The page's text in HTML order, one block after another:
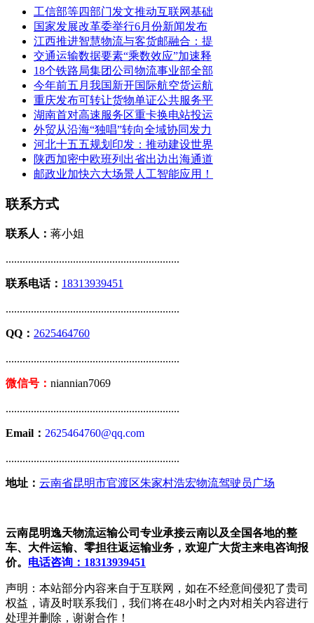
工信部等四部门发文推动互联网基础
国家发展改革委举行6月份新闻发布
江西推进智慧物流与客货邮融合：提
交通运输数据要素“乘数效应”加速释
18个铁路局集团公司物流事业部全部
今年前五月我国新开国际航空货运航
重庆发布可转让货物单证公共服务平
湖南首对高速服务区重卡换电站投运
外贸从沿海“独唱”转向全域协同发力
河北十五五规划印发：推动建设世界
陕西加密中欧班列出省出边出海通道
邮政业加快六大场景人工智能应用！
联系方式
联系人： 蒋小姐
..............................................................
联系电话： 18313939451
..............................................................
QQ： 2625464760
..............................................................
微信号： niannian7069
..............................................................
Email： 2625464760@qq.com
..............................................................
地址： 云南省昆明市官渡区朱家村浩宏物流驾驶员广场
云南昆明逸天物流运输公司专业承接云南以及全国各地的整
车、大件运输、零担往返运输业务，欢迎广大货主来电咨询报
价。 电话咨询：18313939451
声明：本站部分内容来自于互联网，如在不经意间侵犯了贵司
权益，请及时联系我们，我们将在48小时之内对相关内容进行
处理并删除，谢谢合作！